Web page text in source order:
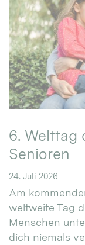
6. Welttag
Senioren
24. Juli 2026
Am
weltweite Tag
Menschen
dich niemals